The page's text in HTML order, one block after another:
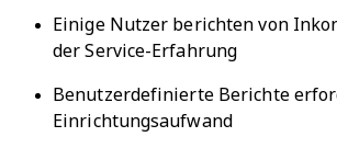
Einige Nutzer berichten von
der Service-Erfahrung
Benutzerdefinierte Berichte
Einrichtungsaufwand